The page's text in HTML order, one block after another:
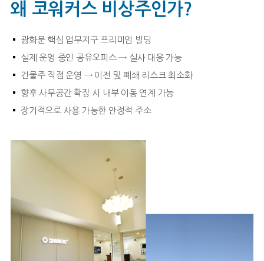
왜 코워커스 비상주인가?
광화문 핵심 업무지구 프리미엄 빌딩
실제 운영 중인 공유오피스 → 실사 대응 가능
건물주 직접 운영 → 이전 및 폐쇄 리스크 최소화
향후 사무공간 확장 시 내부 이동 연계 가능
장기적으로 사용 가능한 안정적 주소